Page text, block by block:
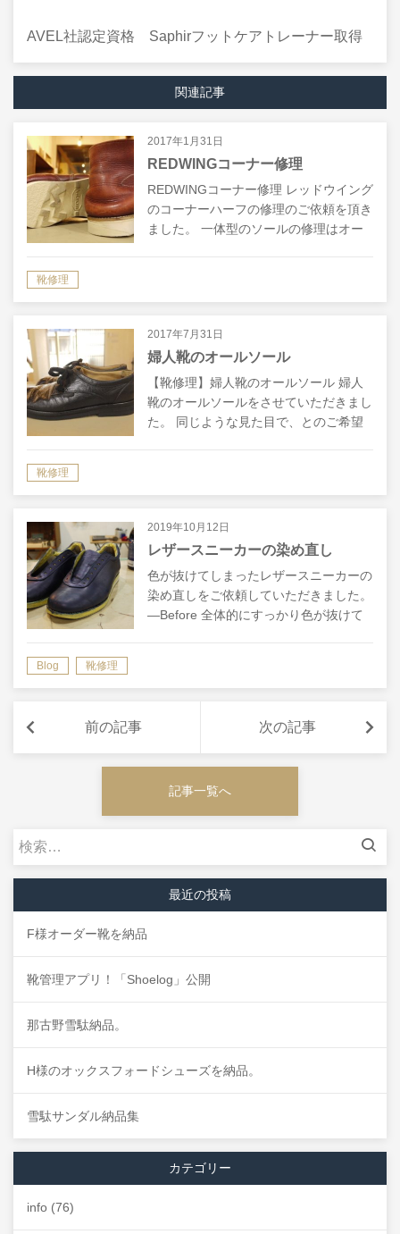
AVEL社認定資格 Saphirフットケアトレーナー取得
関連記事
2017年1月31日
REDWINGコーナー修理
REDWINGコーナー修理 レッドウイング
のコーナーハーフの修理のご依頼を頂き
ました。 一体型のソールの修理はオー
靴修理
2017年7月31日
婦人靴のオールソール
【靴修理】婦人靴のオールソール 婦人
靴のオールソールをさせていただきまし
た。 同じような見た目で、とのご希望
靴修理
2019年10月12日
レザースニーカーの染め直し
色が抜けてしまったレザースニーカーの
染め直しをご依頼していただきました。
―Before 全体的にすっかり色が抜けて
Blog 靴修理
前の記事 次の記事
記事一覧へ
検
最近の投稿
F様オーダー靴を納品
靴管理アプリ！「Shoelog」公開
那古野雪駄納品。
H様のオックスフォードシューズを納品。
雪駄サンダル納品集
カテゴリー
info (76)